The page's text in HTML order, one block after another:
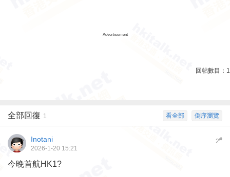
Advertisement
回帖數目： 1
倒序瀏覽
看全部
全部回復 1
2#
Inotani
2026-1-20 15:21
今晚首航HK1?